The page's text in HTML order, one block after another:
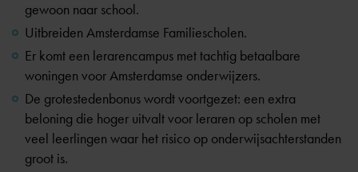
gewoon naar school.
Uitbreiden Amsterdamse Familiescholen.
Er komt een lerarencampus met tachtig betaalbare
woningen voor Amsterdamse onderwijzers.
De grotestedenbonus wordt voortgezet: een extra
beloning die hoger uitvalt voor leraren op scholen met
veel leerlingen waar het risico op onderwijsachterstanden
groot is.